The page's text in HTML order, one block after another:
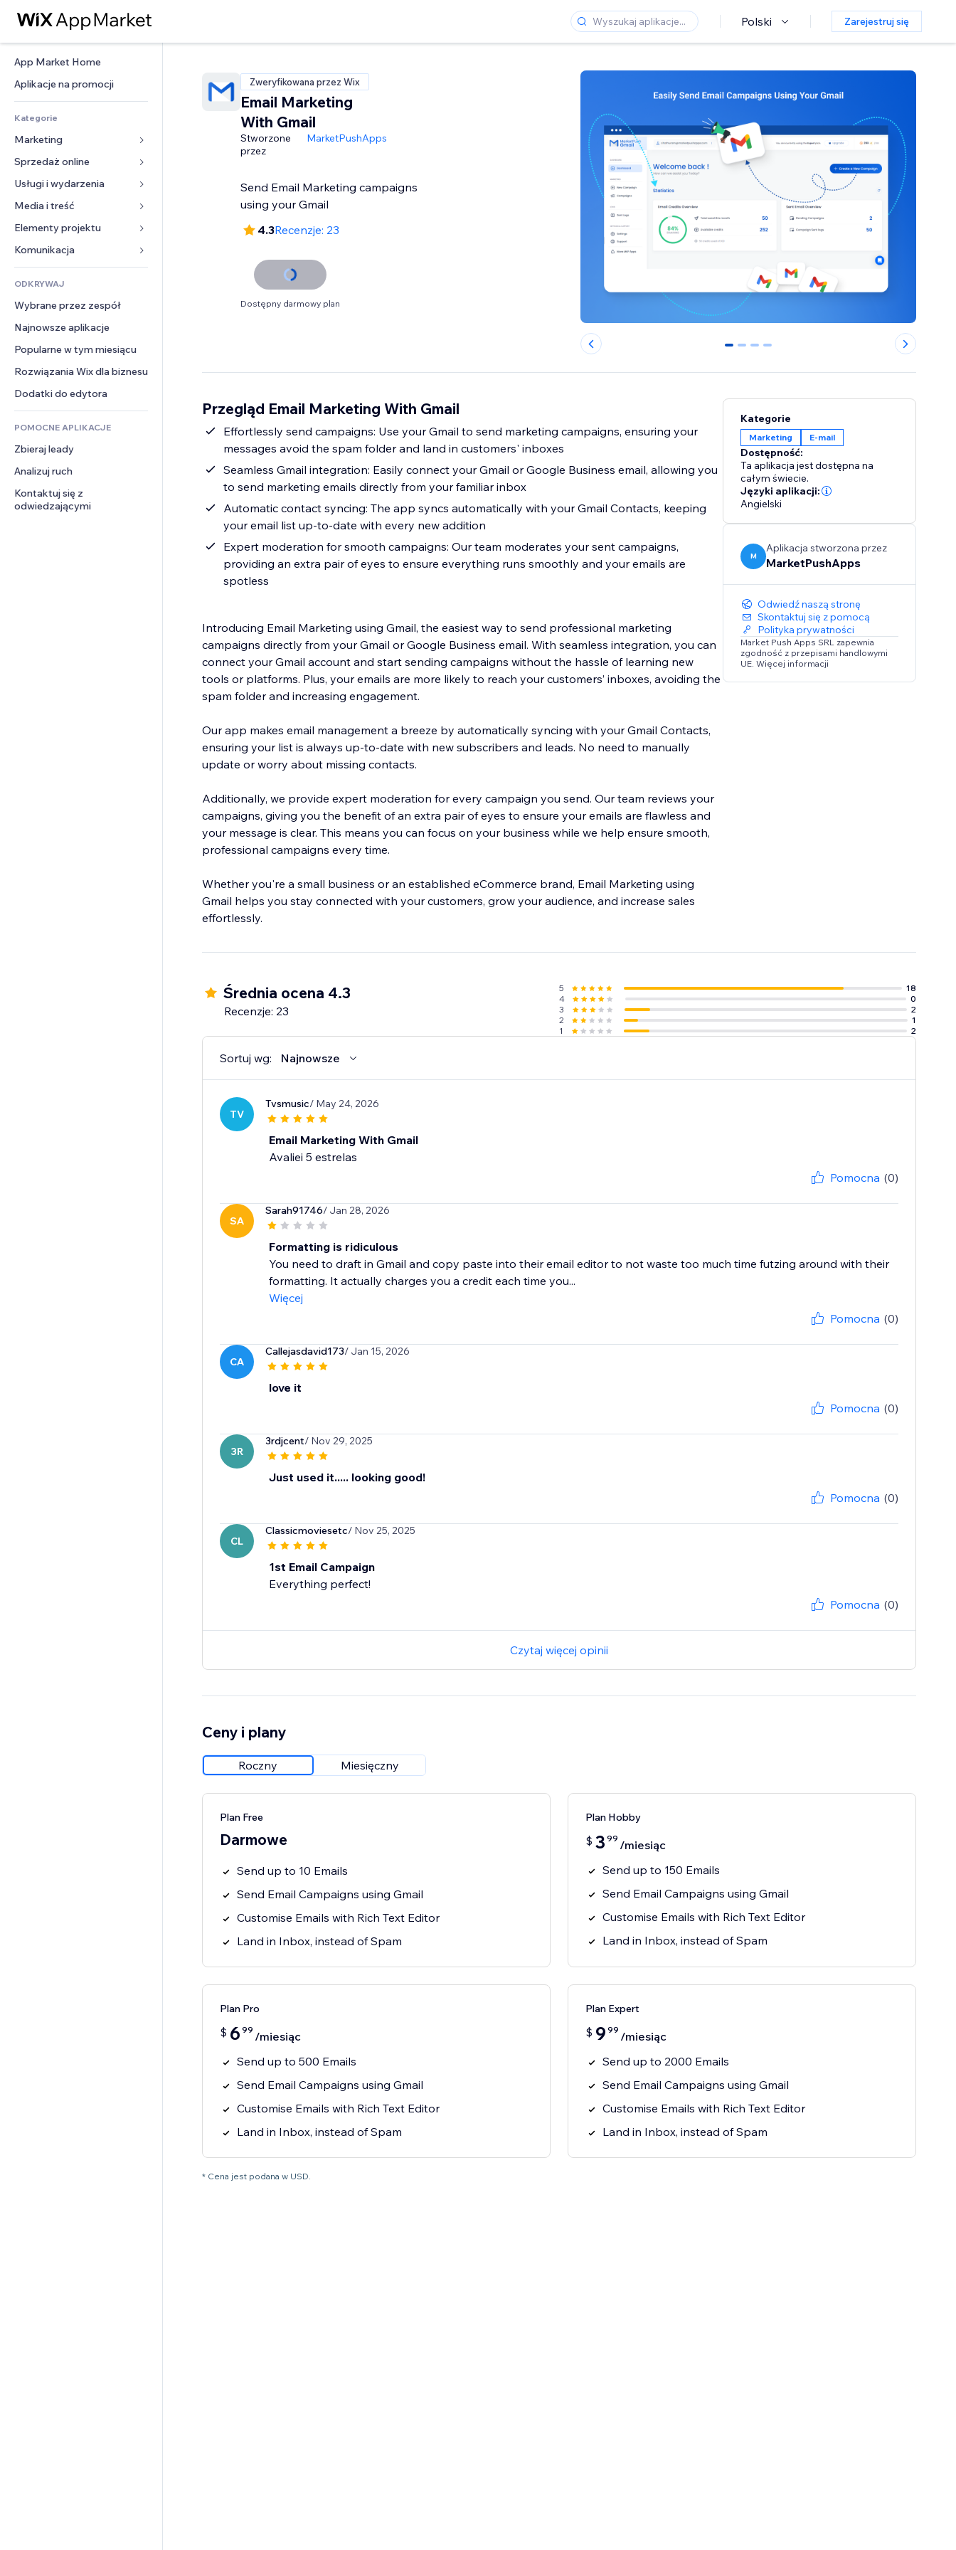
Polski Zarejestruj się
App Market Home
Aplikacje na promocji
Kategorie
Marketing
Reklamy
Smartfon
Analityka
Listy witryn
E-mail
Sprzedaż online
Aplikacje do sklepów
Wysyłka i dostawa
Przyciski sprzedaży
Rachunkowość
Kupony i lojalność
Rozwiązania dla
magazynowania
Dropshipping
Ceny i subskrypcja
Crowdfunding
Żywność i napoje
Usługi i wydarzenia
Hotele
Wydarzenia
Restauracje
Nieruchomości
Rezerwacje
Media i treść
Galeria
Muzyka
Podkasty
Fotografia
Film
PDF
Udostępnianie plików
Wiadomości
Elementy projektu
Mapy i nawigacja
Prywatność i bezpieczeństwo
Zegar
Szablony stron
Efekty obrazu
Przyciski i menu
Banery i odznaki
Kalkulatory
Szukaj
Pogoda
Wykresy i tabele
Formularze
Ankiety
Czat
Komentarze
Telefon
Społeczność
Opinie i polecenia
CRM
ODKRYWAJ
Wybrane przez zespół
Najnowsze aplikacje
Popularne w tym miesiącu
Rozwiązania Wix dla biznesu
Dodatki do edytora
POMOCNE APLIKACJE
Zbieraj leady
Analizuj ruch
Kontaktuj się z
odwiedzającymi
Zweryfikowana przez Wix
Email Marketing
With Gmail
Stworzone
przez
MarketPushApps
Send Email Marketing campaigns
using your Gmail
4.3Recenzje: 23
Dostępny darmowy plan
0 1 2 3
Przegląd Email Marketing With Gmail
Effortlessly send campaigns: Use your Gmail to send marketing campaigns, ensuring your
messages avoid the spam folder and land in customers' inboxes
Seamless Gmail integration: Easily connect your Gmail or Google Business email, allowing you
to send marketing emails directly from your familiar inbox
Automatic contact syncing: The app syncs automatically with your Gmail Contacts, keeping
your email list up-to-date with every new addition
Expert moderation for smooth campaigns: Our team moderates your sent campaigns,
providing an extra pair of eyes to ensure everything runs smoothly and your emails are
spotless
Introducing Email Marketing using Gmail, the easiest way to send professional marketing
campaigns directly from your Gmail or Google Business email. With seamless integration, you can
connect your Gmail account and start sending campaigns without the hassle of learning new
tools or platforms. Plus, your emails are more likely to reach your customers’ inboxes, avoiding the
spam folder and increasing engagement.
Our app makes email management a breeze by automatically syncing with your Gmail Contacts,
ensuring your list is always up-to-date with new subscribers and leads. No need to manually
update or worry about missing contacts.
Additionally, we provide expert moderation for every campaign you send. Our team reviews your
campaigns, giving you the benefit of an extra pair of eyes to ensure your emails are flawless and
your message is clear. This means you can focus on your business while we help ensure smooth,
professional campaigns every time.
Whether you're a small business or an established eCommerce brand, Email Marketing using
Gmail helps you stay connected with your customers, grow your audience, and increase sales
effortlessly.
Kategorie
Marketing E-mail
Dostępność:
Ta aplikacja jest dostępna na
całym świecie.
Języki aplikacji:
Angielski
M
Aplikacja stworzona przez
MarketPushApps
Odwiedź naszą stronę
Skontaktuj się z pomocą
Polityka prywatności
Market Push Apps SRL zapewnia
zgodność z przepisami handlowymi
UE. Więcej informacji
Średnia ocena 4.3
Recenzje: 23
5
18
4
0
3
2
2
1
1
2
Sortuj wg: Najnowsze
TV
Tvsmusic/ May 24, 2026
Email Marketing With Gmail
Avaliei 5 estrelas
Pomocna (0)
SA
Sarah91746/ Jan 28, 2026
Formatting is ridiculous
You need to draft in Gmail and copy paste into their email editor to not waste too much time futzing around with their
formatting. It actually charges you a credit each time you...
Więcej
Pomocna (0)
CA
Callejasdavid173/ Jan 15, 2026
love it
Pomocna (0)
3R
3rdjcent/ Nov 29, 2025
Just used it..... looking good!
Pomocna (0)
CL
Classicmoviesetc/ Nov 25, 2025
1st Email Campaign
Everything perfect!
Pomocna (0)
Czytaj więcej opinii
Ceny i plany
Roczny Miesięczny
Plan Free
Darmowe
Send up to 10 Emails
Send Email Campaigns using Gmail
Customise Emails with Rich Text Editor
Land in Inbox, instead of Spam
Plan Hobby
$ 3 99 /miesiąc
Send up to 150 Emails
Send Email Campaigns using Gmail
Customise Emails with Rich Text Editor
Land in Inbox, instead of Spam
Plan Pro
$ 6 99 /miesiąc
Send up to 500 Emails
Send Email Campaigns using Gmail
Customise Emails with Rich Text Editor
Land in Inbox, instead of Spam
Plan Expert
$ 9 99 /miesiąc
Send up to 2000 Emails
Send Email Campaigns using Gmail
Customise Emails with Rich Text Editor
Land in Inbox, instead of Spam
* Cena jest podana w USD.